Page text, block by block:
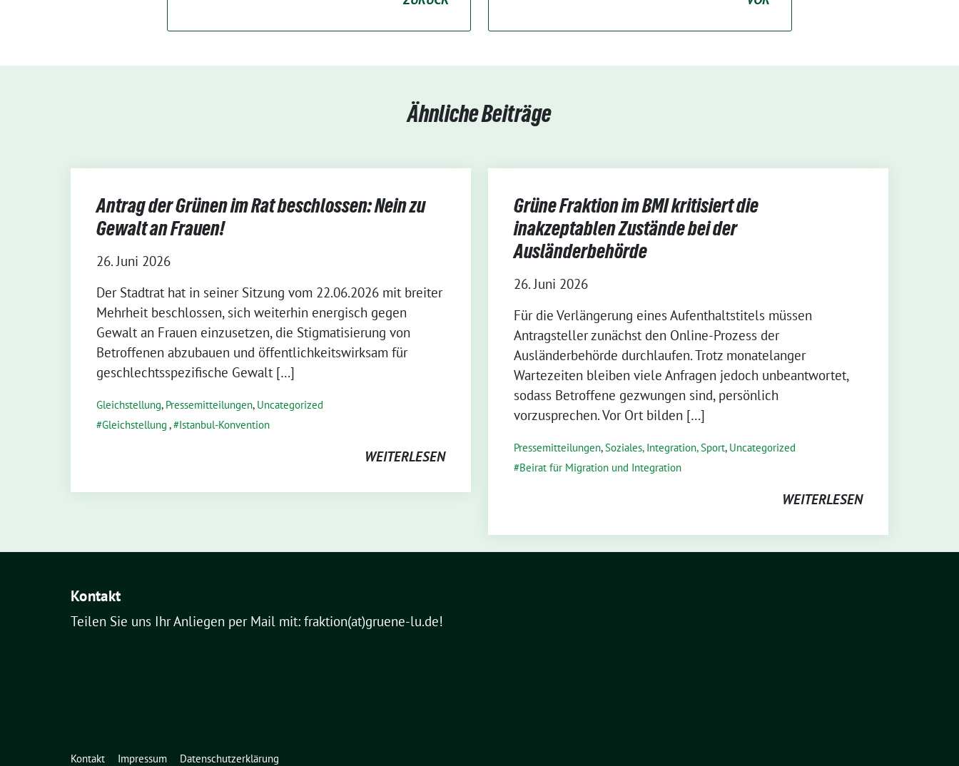
Ähnliche Beiträge
Antrag der Grünen im Rat beschlossen: Nein zu
Gewalt an Frauen!
26. Juni 2026
Der Stadtrat hat in seiner Sitzung vom 22.06.2026 mit breiter
Mehrheit beschlossen, sich weiterhin energisch gegen
Gewalt an Frauen einzusetzen, die Stigmatisierung von
Betroffenen abzubauen und öffentlichkeitswirksam für
geschlechtsspezifische Gewalt […]
Gleichstellung, Pressemitteilungen, Uncategorized
Gleichstellung , Istanbul-Konvention
WEITERLESEN
Grüne Fraktion im BMI kritisiert die
inakzeptablen Zustände bei der
Ausländerbehörde
26. Juni 2026
Für die Verlängerung eines Aufenthaltstitels müssen
Antragsteller zunächst den Online-Prozess der
Ausländerbehörde durchlaufen. Trotz monatelanger
Wartezeiten bleiben viele Anfragen jedoch unbeantwortet,
sodass Betroffene gezwungen sind, persönlich
vorzusprechen. Vor Ort bilden […]
Pressemitteilungen,Soziales, Integration, Sport, Uncategorized
Beirat für Migration und Integration
WEITERLESEN
Kontakt
Teilen Sie uns Ihr Anliegen per Mail mit: fraktion(at)gruene-lu.de!
Kontakt Impressum Datenschutzerklärung